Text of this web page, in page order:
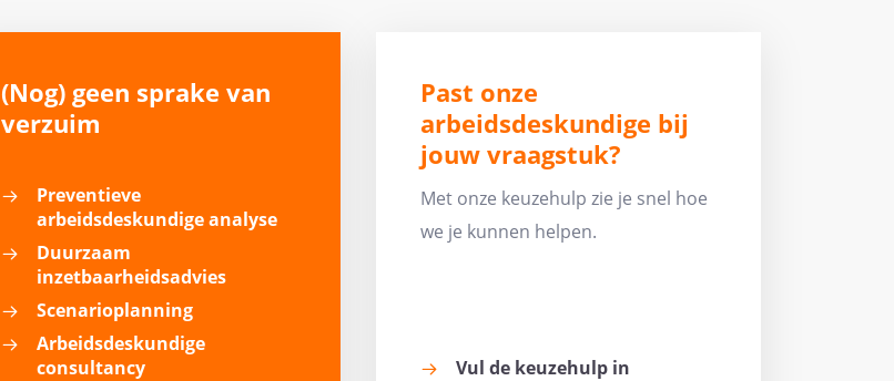
(Nog) geen sprake van
verzuim
Preventieve
arbeidsdeskundige analyse
Duurzaam
inzetbaarheidsadvies
Scenarioplanning
Arbeidsdeskundige
consultancy
Past onze
arbeidsdeskundige bij
jouw vraagstuk?
Met onze keuzehulp zie je snel hoe
we je kunnen helpen.
Vul de keuzehulp in